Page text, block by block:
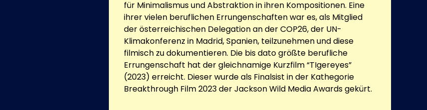
für Minimalismus und Abstraktion in ihren Kompositionen. Eine
ihrer vielen beruflichen Errungenschaften war es, als Mitglied
der österreichischen Delegation an der COP26, der UN-
Klimakonferenz in Madrid, Spanien, teilzunehmen und diese
filmisch zu dokumentieren. Die bis dato größte berufliche
Errungenschaft hat der gleichnamige Kurzfilm “TIgereyes”
(2023) erreicht. Dieser wurde als Finalsist in der Kathegorie
Breakthrough Film 2023 der Jackson Wild Media Awards gekürt.